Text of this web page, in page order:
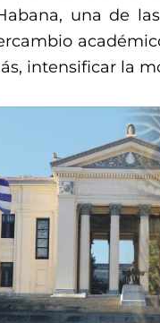
una de
intensificar la